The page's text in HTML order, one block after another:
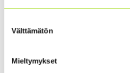
valinta
Välttämätön
Mieltymykset
Sisäiset tarkastajat ry /